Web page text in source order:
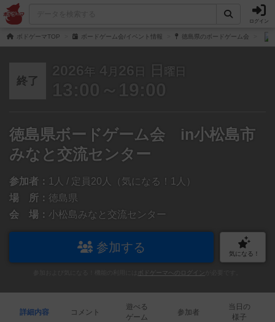
ログイン
ボドゲーマTOP ボードゲーム会/イベント情報 徳島県のボードゲーム会
終了
2026 年 4 月 26 日 日 曜日
13:00～19:00
徳島県ボードゲーム会 in小松島市
みなと交流センター
参加者： 1人 / 定員20人（気になる！1人）
場 所： 徳島県
会 場： 小松島みなと交流センター
参加する 気になる！
ボドゲーマへのログイン
詳細内容 コメント
遊べる
ゲーム
参加者
当日の
様子